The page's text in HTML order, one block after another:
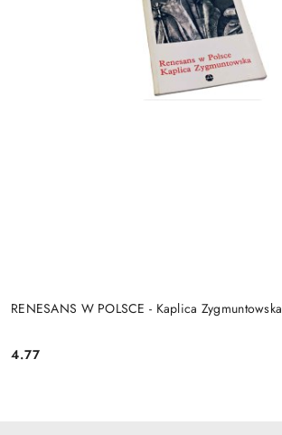
RENESANS W POLSCE - Kaplica Zygmuntowska
Cena:
4.77